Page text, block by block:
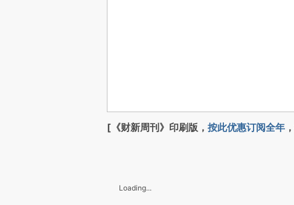
[《财新周刊》印刷版， 按此优惠订阅全年 ，
Loading...